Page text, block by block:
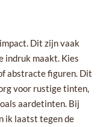
Dit zijn vaak
indruk maakt. Kies
abstracte figuren. Dit
voor rustige tinten,
aardetinten. Bij
ik laatst tegen de